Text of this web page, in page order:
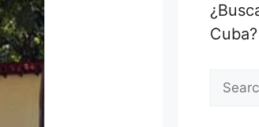
Cuba?
Search
for: